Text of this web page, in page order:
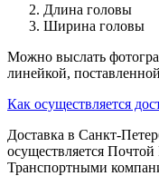
Длина головы
Ширина головы
Можно выслать
линейкой,
Как осуществляется
Доставка в Санкт-
осуществляется
Транспортными